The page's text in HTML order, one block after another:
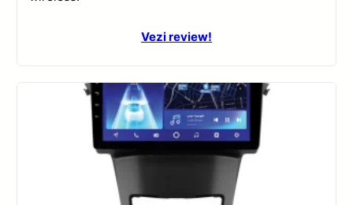
Vezi review!